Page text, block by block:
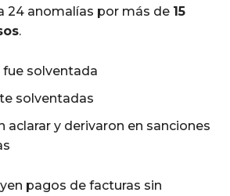
24 anomalías por más de 15
.
fue solventada
solventadas
aclarar y derivaron en sanciones
pagos de facturas sin